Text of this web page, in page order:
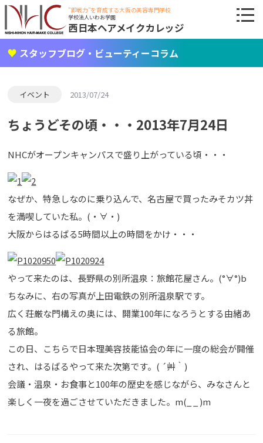
"即戦力"を育成する大阪の美容専門学校
学校法人いわお学園
西日本ヘアメイクカレッジ
スタッフブログ・ビューティーコラム
イベント 2013/07/24
ちょうどその頃・・・2013年7月24日
NHCがオープンキャンパスで盛り上がっている頃・・・
なぜか、特急しなのに乗り込んで、名古屋で買ったみそカツ丼
を満喫していた私。(・∀・)
大阪からはるばる5時間以上の時間をかけ・・・
やって来たのは、長野県の別所温泉：旅館花屋さん。(°∀°)b
ちなみに、右の写真が上田電鉄の別所温泉駅です。
広く荘厳な門構えの奥には、開業100年になろうとする由緒あ
る旅館。
この日、こちらで日本理美容技能協会の年に一度の総会が開催
され、はるばるやって来た次第です。( ´艸｀)
会議・温泉・お食事と100年の歴史を感じながら、みなさんと
楽しく一夜を過ごさせていただきました。m(_ _ )m